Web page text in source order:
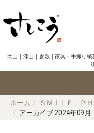
岡山｜津山｜倉敷｜家具・手織り
ホーム
ＳＭＩＬＥ Ｐ
アーカイブ 2024年09月